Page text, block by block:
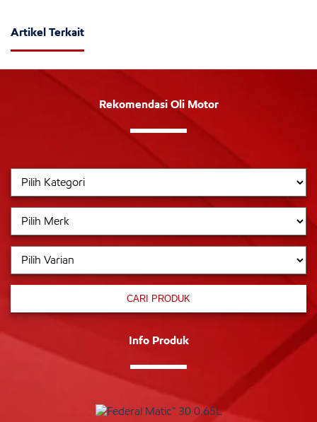
Artikel Terkait
Rekomendasi Oli Motor
CARI PRODUK
Info Produk